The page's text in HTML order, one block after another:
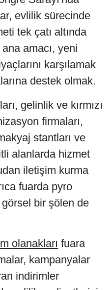
evlilik sürecinde
tek çatı altında
amacı, yeni
karşılamak
destek olmak.
gelinlik ve kırmızı
firmaları,
stantları ve
alanlarda hizmet
iletişim kurma
fuarda pyro
bir şölen de
olanakları fuara
kampanyalar
indirimler